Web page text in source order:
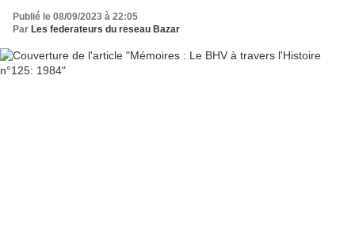
Publié le 08/09/2023 à 22:05
Par Les federateurs du reseau Bazar